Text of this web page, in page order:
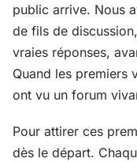
public arrive. Nous
de fils de
vraies réponses,
Quand les premiers
ont vu un forum
Pour attirer ces
dès le départ.